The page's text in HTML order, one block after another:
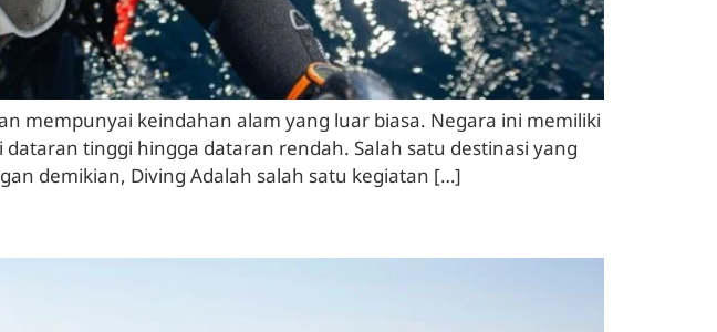
mempunyai keindahan alam yang luar biasa. Negara ini memiliki
tinggi hingga dataran rendah. Salah satu destinasi yang
demikian, Diving Adalah salah satu kegiatan […]